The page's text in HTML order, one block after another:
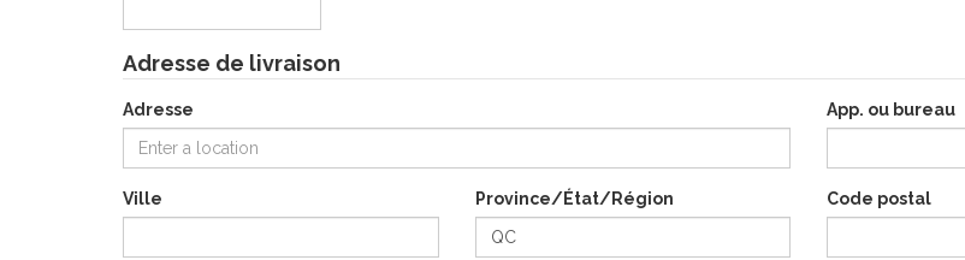
Adresse de livraison
Adresse App. ou bureau
Ville Province/État/Région Code postal